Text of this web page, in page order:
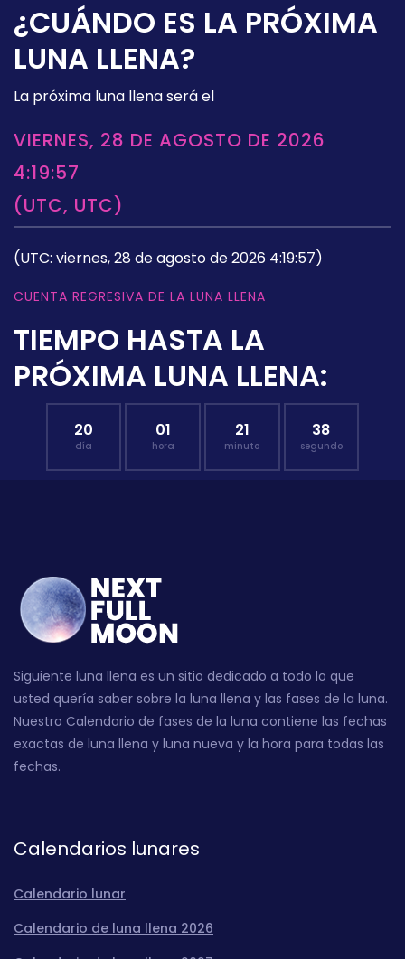
¿CUÁNDO ES LA PRÓXIMA
LUNA LLENA?
La próxima luna llena será el
VIERNES, 28 DE AGOSTO DE 2026
4:19:57
(UTC, UTC)
(UTC: viernes, 28 de agosto de 2026 4:19:57)
CUENTA REGRESIVA DE LA LUNA LLENA
TIEMPO HASTA LA
PRÓXIMA LUNA LLENA:
20
día
01
hora
21
minuto
37
segundo
Siguiente luna llena es un sitio dedicado a todo lo que
usted quería saber sobre la luna llena y las fases de la luna.
Nuestro Calendario de fases de la luna contiene las fechas
exactas de luna llena y luna nueva y la hora para todas las
fechas.
Calendarios lunares
Calendario lunar
Calendario de luna llena 2026